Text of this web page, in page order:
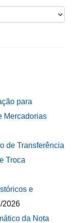
para
Mercadorias
de Transferência
Troca
e
2026
da Nota